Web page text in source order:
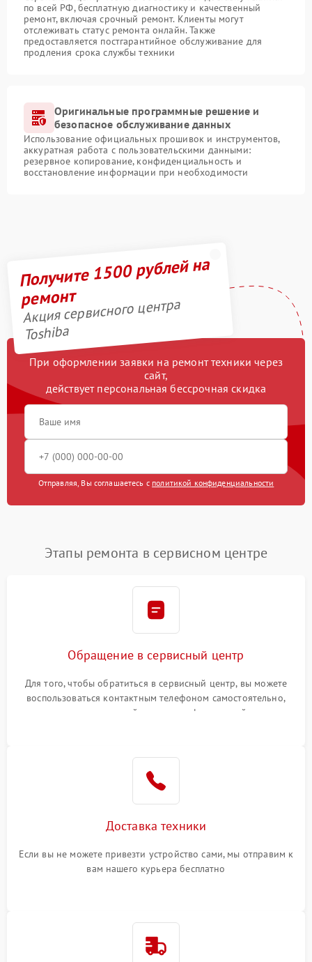
по всей РФ, бесплатную диагностику и качественный
ремонт, включая срочный ремонт. Клиенты могут
отслеживать статус ремонта онлайн. Также
предоставляется постгарантийное обслуживание для
продления срока службы техники
Оригинальные программные решение и
безопасное обслуживание данных
Использование официальных прошивок и инструментов,
аккуратная работа с пользовательскими данными:
резервное копирование, конфиденциальность и
восстановление информации при необходимости
Получите 1500 рублей на
ремонт
Акция сервисного центра
Toshiba
При оформлении заявки на ремонт техники через
сайт,
действует персональная бессрочная скидка
Отправляя, Вы соглашаетесь с политикой конфиденциальности
Этапы ремонта в сервисном центре
Обращение в сервисный центр
Для того, чтобы обратиться в сервисный центр, вы можете
воспользоваться контактным телефоном самостоятельно,
или оставить свой номер телефона на сайте
Доставка техники
Если вы не можете привезти устройство сами, мы отправим к
вам нашего курьера бесплатно